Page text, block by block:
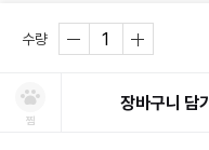
수량
찜
장바구니 담기